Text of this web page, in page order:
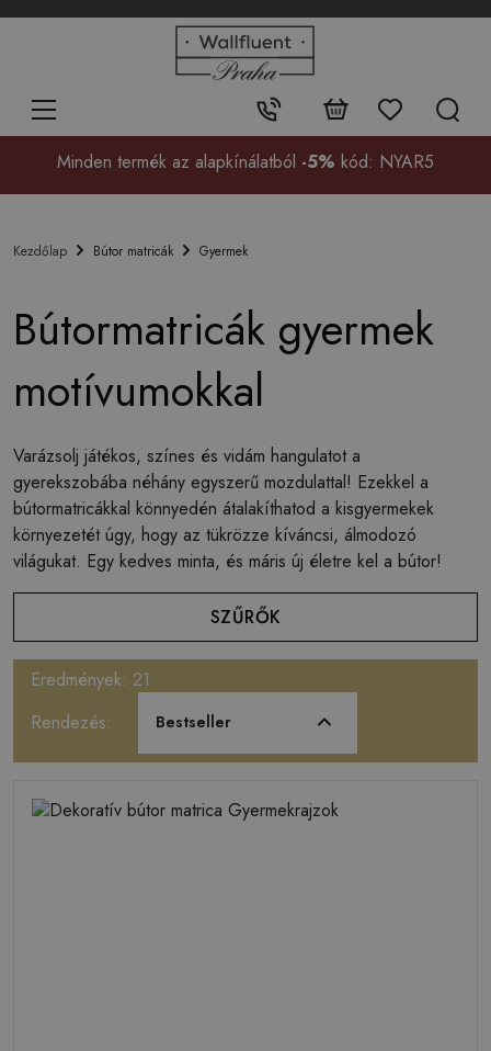
Érintkezés:
+48
99
Minden termék az alapkínálatból -5% kód: NYAR5
Kezdőlap Bútor matricák Gyermek
Bútormatricák gyermek
motívumokkal
Varázsolj játékos, színes és vidám hangulatot a
gyerekszobába néhány egyszerű mozdulattal! Ezekkel a
bútormatricákkal könnyedén átalakíthatod a kisgyermekek
környezetét úgy, hogy az tükrözze kíváncsi, álmodozó
világukat. Egy kedves minta, és máris új életre kel a bútor!
SZŰRŐK
Eredmények: 21
Rendezés:
Bestseller